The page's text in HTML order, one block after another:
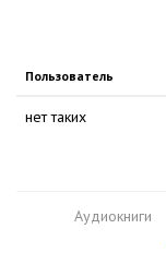
Пользователь
нет таких
Аудиокниги